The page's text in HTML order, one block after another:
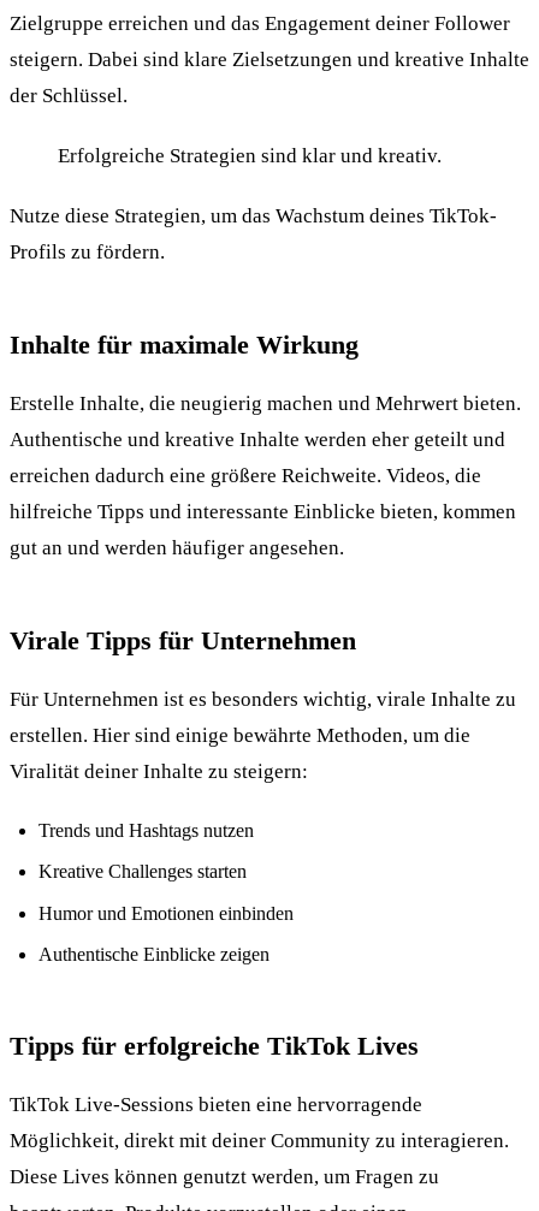
Zielgruppe erreichen und das Engagement deiner Follower
steigern. Dabei sind klare Zielsetzungen und kreative Inhalte
der Schlüssel.
Erfolgreiche Strategien sind klar und kreativ.
Nutze diese Strategien, um das Wachstum deines TikTok-
Profils zu fördern.
Inhalte für maximale Wirkung
Erstelle Inhalte, die neugierig machen und Mehrwert bieten.
Authentische und kreative Inhalte werden eher geteilt und
erreichen dadurch eine größere Reichweite. Videos, die
hilfreiche Tipps und interessante Einblicke bieten, kommen
gut an und werden häufiger angesehen.
Virale Tipps für Unternehmen
Für Unternehmen ist es besonders wichtig, virale Inhalte zu
erstellen. Hier sind einige bewährte Methoden, um die
Viralität deiner Inhalte zu steigern:
Trends und Hashtags nutzen
Kreative Challenges starten
Humor und Emotionen einbinden
Authentische Einblicke zeigen
Tipps für erfolgreiche TikTok Lives
TikTok Live-Sessions bieten eine hervorragende
Möglichkeit, direkt mit deiner Community zu interagieren.
Diese Lives können genutzt werden, um Fragen zu